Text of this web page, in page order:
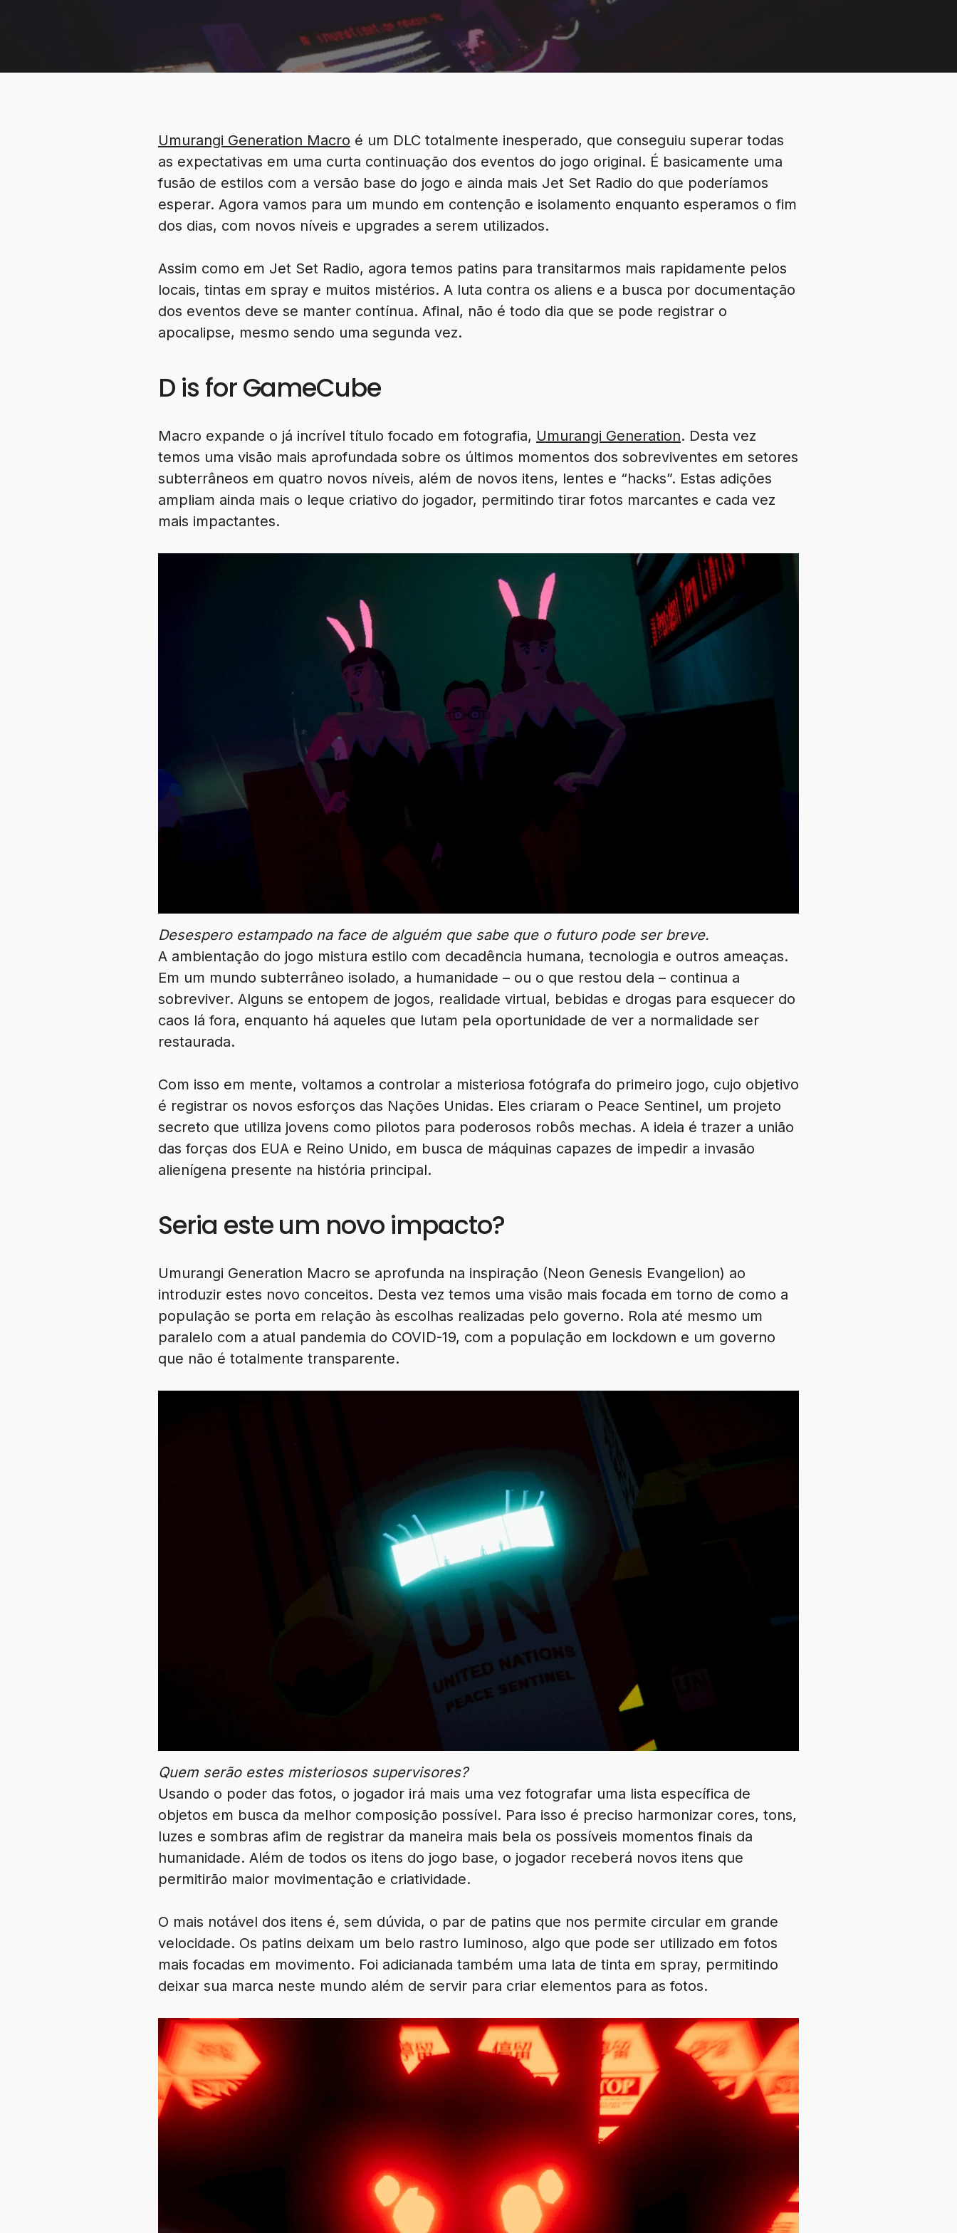
Umurangi Generation Macro é um DLC totalmente inesperado, que conseguiu superar todas
as expectativas em uma curta continuação dos eventos do jogo original. É basicamente uma
fusão de estilos com a versão base do jogo e ainda mais Jet Set Radio do que poderíamos
esperar. Agora vamos para um mundo em contenção e isolamento enquanto esperamos o fim
dos dias, com novos níveis e upgrades a serem utilizados.
Assim como em Jet Set Radio, agora temos patins para transitarmos mais rapidamente pelos
locais, tintas em spray e muitos mistérios. A luta contra os aliens e a busca por documentação
dos eventos deve se manter contínua. Afinal, não é todo dia que se pode registrar o
apocalipse, mesmo sendo uma segunda vez.
D is for GameCube
Macro expande o já incrível título focado em fotografia, Umurangi Generation. Desta vez
temos uma visão mais aprofundada sobre os últimos momentos dos sobreviventes em setores
subterrâneos em quatro novos níveis, além de novos itens, lentes e “hacks”. Estas adições
ampliam ainda mais o leque criativo do jogador, permitindo tirar fotos marcantes e cada vez
mais impactantes.
Desespero estampado na face de alguém que sabe que o futuro pode ser breve.
A ambientação do jogo mistura estilo com decadência humana, tecnologia e outros ameaças.
Em um mundo subterrâneo isolado, a humanidade – ou o que restou dela – continua a
sobreviver. Alguns se entopem de jogos, realidade virtual, bebidas e drogas para esquecer do
caos lá fora, enquanto há aqueles que lutam pela oportunidade de ver a normalidade ser
restaurada.
Com isso em mente, voltamos a controlar a misteriosa fotógrafa do primeiro jogo, cujo objetivo
é registrar os novos esforços das Nações Unidas. Eles criaram o Peace Sentinel, um projeto
secreto que utiliza jovens como pilotos para poderosos robôs mechas. A ideia é trazer a união
das forças dos EUA e Reino Unido, em busca de máquinas capazes de impedir a invasão
alienígena presente na história principal.
Seria este um novo impacto?
Umurangi Generation Macro se aprofunda na inspiração (Neon Genesis Evangelion) ao
introduzir estes novo conceitos. Desta vez temos uma visão mais focada em torno de como a
população se porta em relação às escolhas realizadas pelo governo. Rola até mesmo um
paralelo com a atual pandemia do COVID-19, com a população em lockdown e um governo
que não é totalmente transparente.
Quem serão estes misteriosos supervisores?
Usando o poder das fotos, o jogador irá mais uma vez fotografar uma lista específica de
objetos em busca da melhor composição possível. Para isso é preciso harmonizar cores, tons,
luzes e sombras afim de registrar da maneira mais bela os possíveis momentos finais da
humanidade. Além de todos os itens do jogo base, o jogador receberá novos itens que
permitirão maior movimentação e criatividade.
O mais notável dos itens é, sem dúvida, o par de patins que nos permite circular em grande
velocidade. Os patins deixam um belo rastro luminoso, algo que pode ser utilizado em fotos
mais focadas em movimento. Foi adicianada também uma lata de tinta em spray, permitindo
deixar sua marca neste mundo além de servir para criar elementos para as fotos.